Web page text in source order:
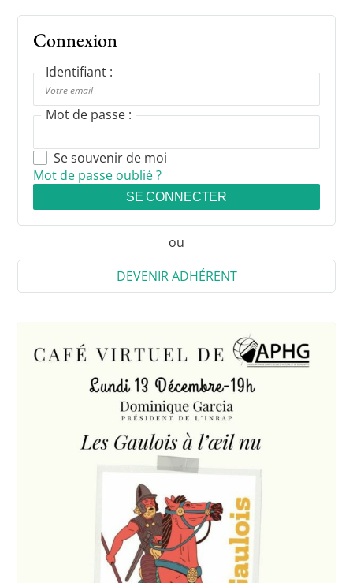
Connexion
Identifiant :
Mot de passe :
Se souvenir de moi
Mot de passe oublié ?
SE CONNECTER
ou
DEVENIR ADHÉRENT